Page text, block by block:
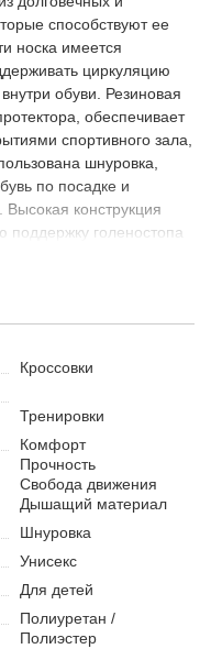
способствуют ее
носка имеется
циркуляцию
обуви. Резиновая
обеспечивает
спортивного зала,
шнуровка,
по посадке и
конструкция
поддержку голеностопа
резких поворотов в
и даже повседневной
для посещения уроков
с элементами
отличную
и позволит
универсальной
и девочек.
на гладких
циркуляции воздуха и
Кроссовки
Тренировки
Комфорт
Прочность
Свобода движения
Дышащий материал
Шнуровка
Унисекс
Для детей
Полиуретан /
Полиэстер